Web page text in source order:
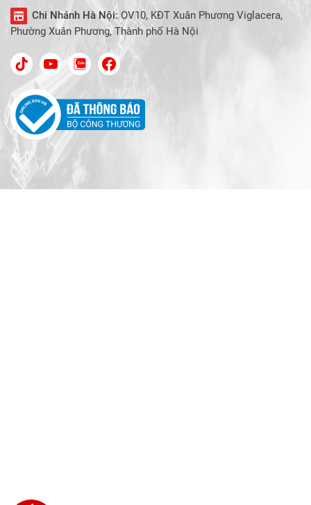
Chi Nhánh Hà Nội:OV10, KĐT Xuân Phương Viglacera,
Phường Xuân Phương, Thành phố Hà Nội